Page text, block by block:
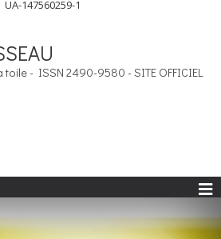
UA-147560259-1
- ISSN 2490-9580 - SITE OFFICIEL